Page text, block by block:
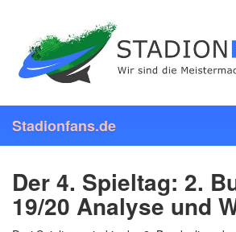
content
Stadionfans.de
Der 4. Spieltag: 2.
19/20 Analyse und